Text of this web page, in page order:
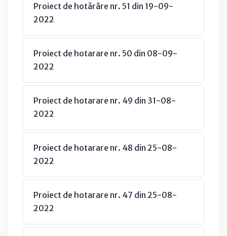
Proiect de hotărâre nr. 51 din 19-09-
2022
Proiect de hotarare nr. 50 din 08-09-
2022
Proiect de hotarare nr. 49 din 31-08-
2022
Proiect de hotarare nr. 48 din 25-08-
2022
Proiect de hotarare nr. 47 din 25-08-
2022